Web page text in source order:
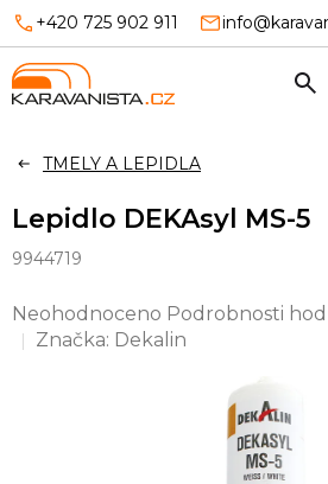
Přejít
obsah
+420 725 902 911
TMELY A LEPIDLA
Lepidlo DEKAsyl MS-5
9944719
Průměrné
hodnocení
Neohodnoceno Podrobnosti
Značka: Dekalin